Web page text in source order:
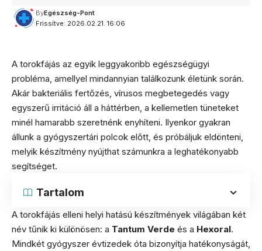
Frissítve: 2026.02.21. 16:06
ByEgészség-Pont
A torokfájás az egyik leggyakoribb egészségügyi
probléma, amellyel mindannyian találkozunk életünk során.
Akár bakteriális fertőzés, vírusos megbetegedés vagy
egyszerű irritáció áll a háttérben, a kellemetlen tüneteket
minél hamarabb szeretnénk enyhíteni. Ilyenkor gyakran
állunk a gyógyszertári polcok előtt, és próbáljuk eldönteni,
melyik készítmény nyújthat számunkra a leghatékonyabb
segítséget.
Tartalom
A torokfájás elleni helyi hatású készítmények világában két
név tűnik ki különösen: a Tantum Verde és a Hexoral.
Mindkét gyógyszer évtizedek óta bizonyítja hatékonyságát,